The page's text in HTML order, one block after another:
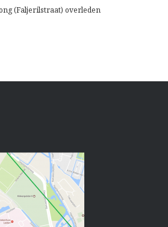
(Faljerilstraat) overleden